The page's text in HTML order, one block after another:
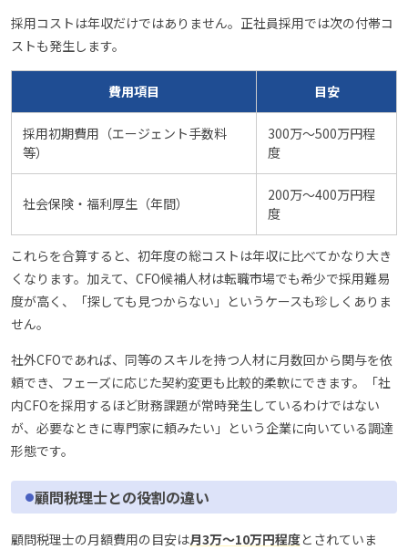
採用コストは年収だけではありません。正社員採用では次の付帯コ
ストも発生します。
費用項目 目安
採用初期費用（エージェント手数料
等）
300万〜500万円程
度
社会保険・福利厚生（年間）
200万〜400万円程
度
これらを合算すると、初年度の総コストは年収に比べてかなり大き
くなります。加えて、CFO候補人材は転職市場でも希少で採用難易
度が高く、「探しても見つからない」というケースも珍しくありま
せん。
社外CFOであれば、同等のスキルを持つ人材に月数回から関与を依
頼でき、フェーズに応じた契約変更も比較的柔軟にできます。「社
内CFOを採用するほど財務課題が常時発生しているわけではない
が、必要なときに専門家に頼みたい」という企業に向いている調達
形態です。
顧問税理士との役割の違い
顧問税理士の月額費用の目安は月3万〜10万円程度とされていま